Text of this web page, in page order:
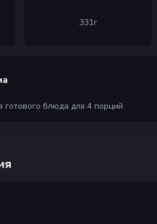
331г
готового блюда для 4 порций